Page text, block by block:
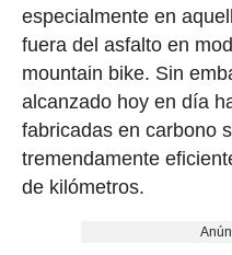
especialmente en
fuera del asfalto en
mountain bike. Sin
alcanzado hoy en día
fabricadas en carbono
tremendamente
de kilómetros.